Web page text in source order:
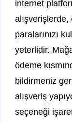
internet
paralarınızı
yeterlidir.
ödeme
bildirmeniz
alışveriş
seçeneği